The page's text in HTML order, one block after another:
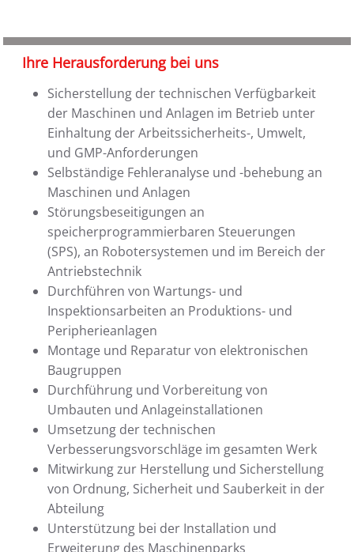
Ihre Herausforderung bei uns
Sicherstellung der technischen Verfügbarkeit
der Maschinen und Anlagen im Betrieb unter
Einhaltung der Arbeitssicherheits-, Umwelt,
und GMP-Anforderungen
Selbständige Fehleranalyse und -behebung an
Maschinen und Anlagen
Störungsbeseitigungen an
speicherprogrammierbaren Steuerungen
(SPS), an Robotersystemen und im Bereich der
Antriebstechnik
Durchführen von Wartungs- und
Inspektionsarbeiten an Produktions- und
Peripherieanlagen
Montage und Reparatur von elektronischen
Baugruppen
Durchführung und Vorbereitung von
Umbauten und Anlageinstallationen
Umsetzung der technischen
Verbesserungsvorschläge im gesamten Werk
Mitwirkung zur Herstellung und Sicherstellung
von Ordnung, Sicherheit und Sauberkeit in der
Abteilung
Unterstützung bei der Installation und
Erweiterung des Maschinenparks